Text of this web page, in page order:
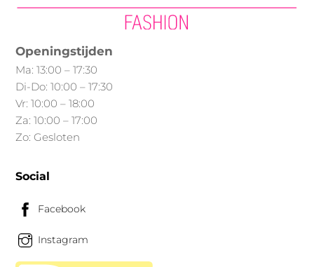
Openingstijden
Ma: 13:00 – 17:30
Di-Do: 10:00 – 17:30
Vr: 10:00 – 18:00
Za: 10:00 – 17:00
Zo: Gesloten
Social
Facebook
Instagram